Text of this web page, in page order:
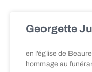
Georgette
en l’église de
hommage au